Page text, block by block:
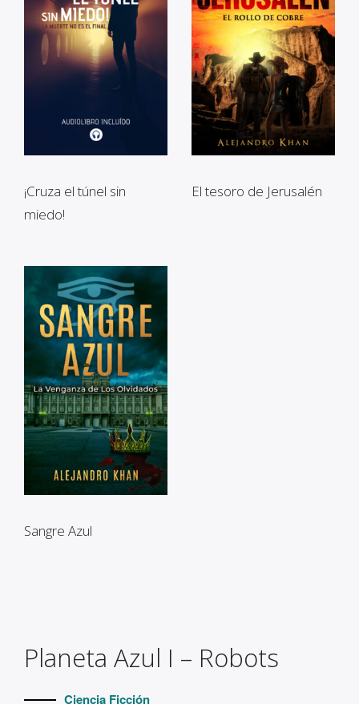
¡Cruza el túnel sin
miedo!
El tesoro de Jerusalén
Sangre Azul
Planeta Azul I – Robots
Ciencia Ficción